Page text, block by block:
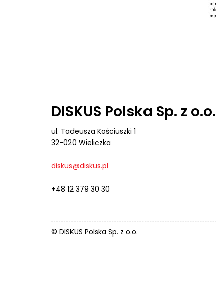
DISKUS Polska Sp. z o.o.
ul. Tadeusza Kościuszki 1
32-020 Wieliczka
diskus@diskus.pl
+48 12 379 30 30
© DISKUS Polska Sp. z o.o.